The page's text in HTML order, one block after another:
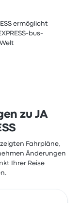
ermöglicht
bus-
zu JA
Fahrpläne,
Änderungen
Ihrer Reise